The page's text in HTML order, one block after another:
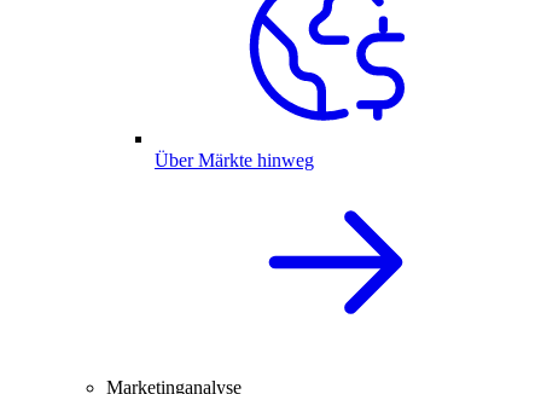
Über Märkte hinweg
Marketinganalyse